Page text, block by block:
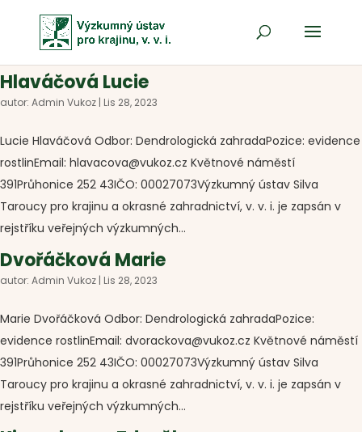
Hlaváčová Lucie
autor: Admin Vukoz | Lis 28, 2023
Lucie Hlaváčová Odbor: Dendrologická zahradaPozice: evidence
rostlinEmail: hlavacova@vukoz.cz Květnové náměstí
391Průhonice 252 43IČO: 00027073Výzkumný ústav Silva
Taroucy pro krajinu a okrasné zahradnictví, v. v. i. je zapsán v
rejstříku veřejných výzkumných...
Dvořáčková Marie
autor: Admin Vukoz | Lis 28, 2023
Marie Dvořáčková Odbor: Dendrologická zahradaPozice:
evidence rostlinEmail: dvorackova@vukoz.cz Květnové náměstí
391Průhonice 252 43IČO: 00027073Výzkumný ústav Silva
Taroucy pro krajinu a okrasné zahradnictví, v. v. i. je zapsán v
rejstříku veřejných výzkumných...